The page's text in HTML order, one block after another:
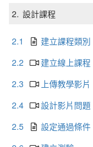
2. 設計課程
2.1
建立課程類別
2.2
建立線上課程
2.3
上傳教學影片
2.4
設計影片問題
2.5
設定通過條件